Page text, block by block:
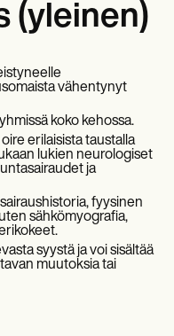
(yleinen)
vähentynyt
koko kehossa.
erilaisista taustalla
lukien neurologiset
ja
fyysinen
sähkömyografia,
syystä ja voi sisältää
muutoksia tai